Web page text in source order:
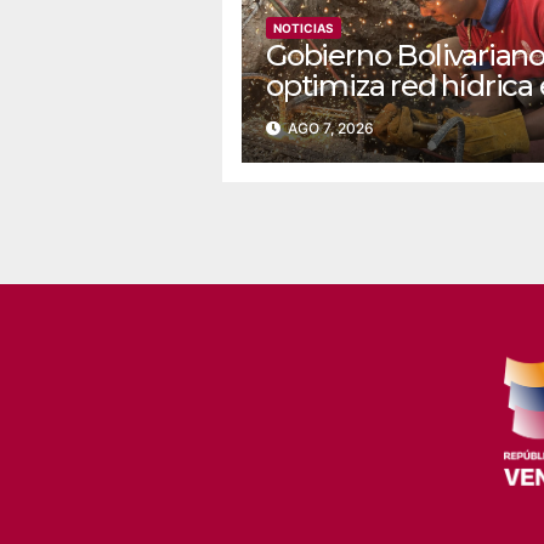
NOTICIAS
Gobierno
optimiza red hídrica
el sector La Majada
AGO 7, 2026